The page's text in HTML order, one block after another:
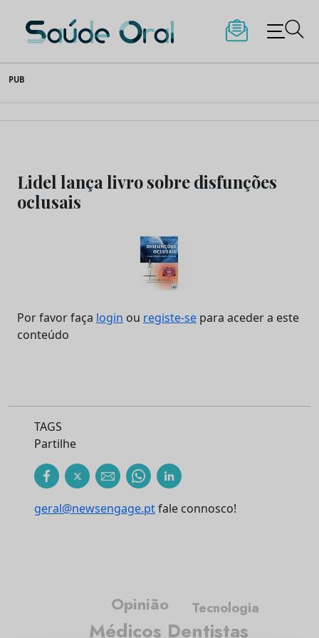
to
content
Saúde Oral
PUB
Lidel lança livro sobre disfunções
oclusais
Por favor faça login ou registe-se para aceder a este
conteúdo
TAGS
Partilhe
geral@newsengage.ptfale connosco!
Médicos Dentistas
Opinião Tecnologia